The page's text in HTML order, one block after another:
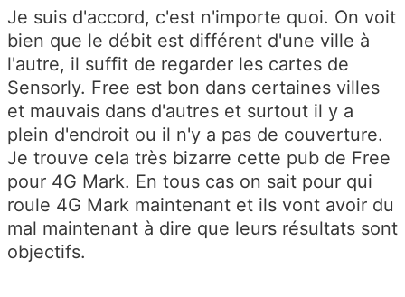
Je suis d'accord, c'est n'importe quoi. On voit
bien que le débit est différent d'une ville à
l'autre, il suffit de regarder les cartes de
Sensorly. Free est bon dans certaines villes
et mauvais dans d'autres et surtout il y a
plein d'endroit ou il n'y a pas de couverture.
Je trouve cela très bizarre cette pub de Free
pour 4G Mark. En tous cas on sait pour qui
roule 4G Mark maintenant et ils vont avoir du
mal maintenant à dire que leurs résultats sont
objectifs.